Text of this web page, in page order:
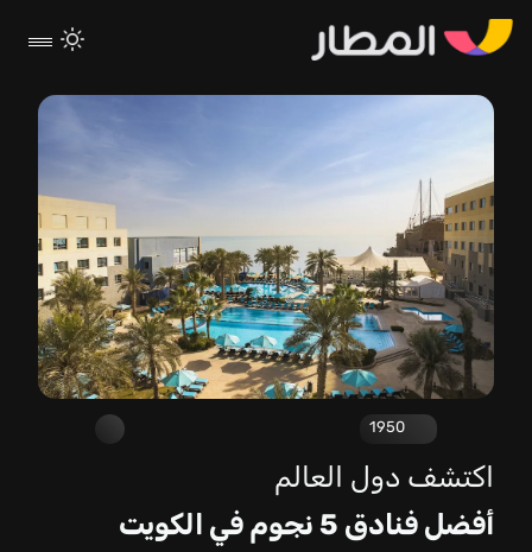
1950
اكتشف دول العالم
أفضل فنادق 5 نجوم في الكويت